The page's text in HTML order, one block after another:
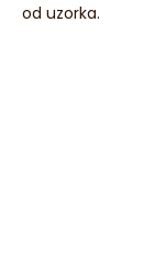
od uzorka.